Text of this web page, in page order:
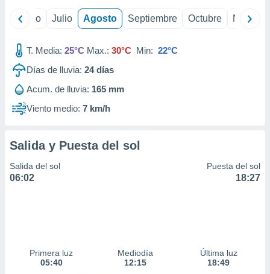
e
mediante
publicidad
de
Junio Julio Agosto Septiembre Octubre
T. Media: 25°C Max.: 30°C Min: 22°C
Días de lluvia: 24días
Acum. de lluvia: 165 mm
Viento medio: 7 km/h
Salida y Puesta del sol
Salida del sol
06:02
Puesta del sol
18:27
Primera luz
05:40
Mediodía
12:15
Última luz
18:49